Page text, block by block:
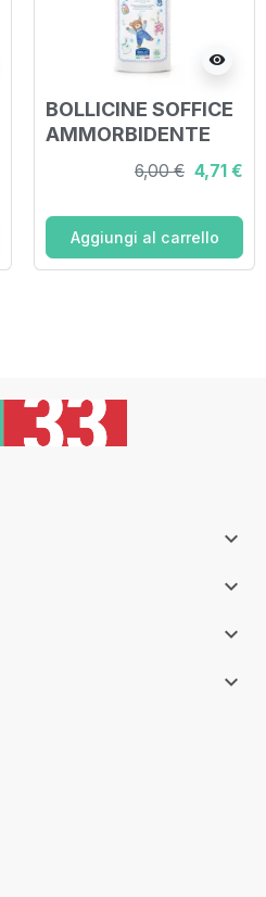
visibility
BOLLICINE SOFFICE
AMMORBIDENTE
6,00 € 4,71 €
Aggiungi al carrello



